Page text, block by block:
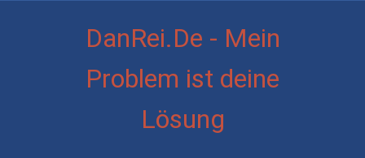
DanRei.De - Mein
Problem ist deine
Lösung